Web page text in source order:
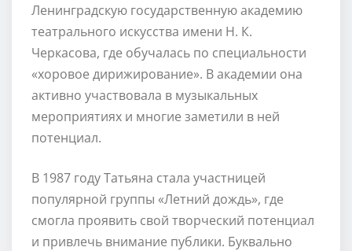
Ленинградскую государственную академию
театрального искусства имени Н. К.
Черкасова, где обучалась по специальности
«хоровое дирижирование». В академии она
активно участвовала в музыкальных
мероприятиях и многие заметили в ней
потенциал.
В 1987 году Татьяна стала участницей
популярной группы «Летний дождь», где
смогла проявить свой творческий потенциал
и привлечь внимание публики. Буквально